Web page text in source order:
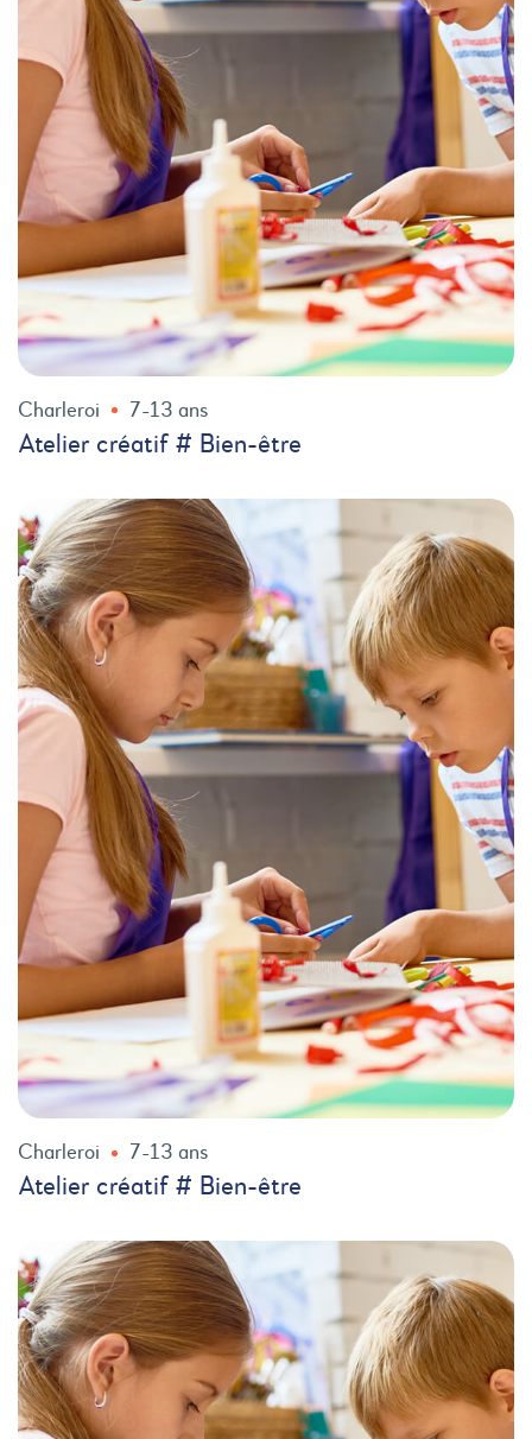
Charleroi 7-13 ans
Atelier créatif # Bien-être
Charleroi 7-13 ans
Atelier créatif # Bien-être